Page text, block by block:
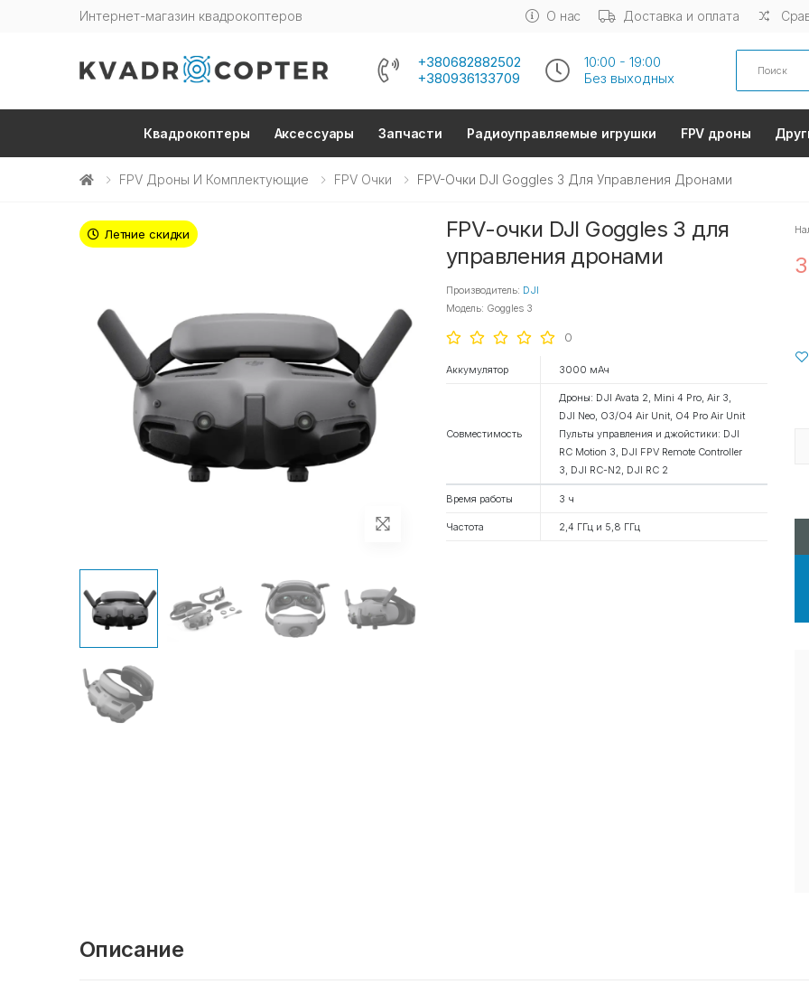
Интернет-магазин квадрокоптеров О нас Доставка и оплата
+380682882502
+380936133709
10:00 - 19:00
Без выходных
Search
Квадрокоптеры Аксессуары Запчасти Радиоуправляемые игрушки FPV дроны
FPV Дроны И Комплектующие FPV Очки FPV-Очки DJI Goggles 3 Для Управления Дронами
Летние скидки
FPV-очки DJI Goggles 3 для
управления дронами
Производитель: DJI
Модель: Goggles 3
0
Аккумулятор 3000 мАч
Совместимость
Дроны: DJI Avata 2, Mini 4 Pro, Air 3,
DJI Neo, O3/O4 Air Unit, O4 Pro Air Unit
Пульты управления и джойстики: DJI
RC Motion 3, DJI FPV Remote Controller
3, DJI RC-N2, DJI RC 2
Время работы 3 ч
Частота 2,4 ГГц и 5,8 ГГц
Описание